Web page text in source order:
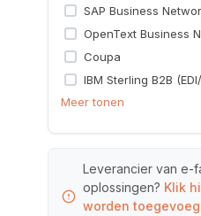
SAP Business
OpenText Business
Coupa
IBM Sterling B2B
Meer tonen
Leverancier van e-
oplossingen? Klik
worden